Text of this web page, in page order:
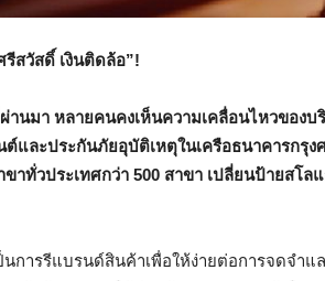
สวัสดิ์ เงินติดล้อ”!
านมา หลายคนคงเห็นความเคลื่อนไหวของบ
ต์และประกันภัยอุบัติเหตุในเครือธนาคารกรุง
าทั่วประเทศกว่า 500 สาขา เปลี่ยนป้ายสโล
นการรีแบรนด์สินค้าเพื่อให้ง่ายต่อการจดจ